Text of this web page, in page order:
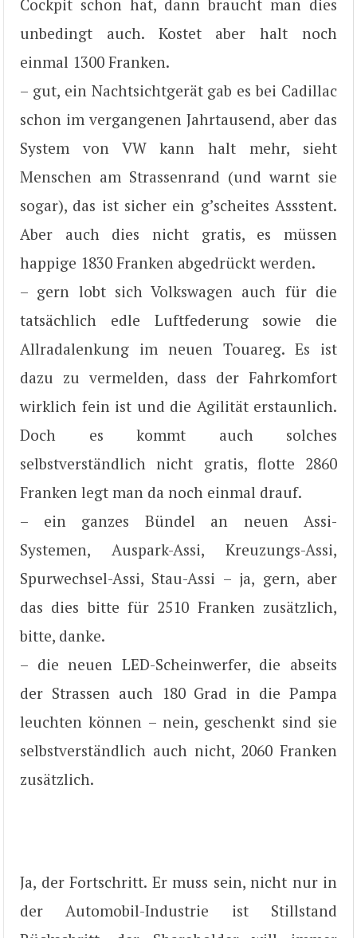
Cockpit schon hat, dann braucht man dies
unbedingt auch. Kostet aber halt noch
einmal 1300 Franken.
– gut, ein Nachtsichtgerät gab es bei Cadillac
schon im vergangenen Jahrtausend, aber das
System von VW kann halt mehr, sieht
Menschen am Strassenrand (und warnt sie
sogar), das ist sicher ein g’scheites Assstent.
Aber auch dies nicht gratis, es müssen
happige 1830 Franken abgedrückt werden.
– gern lobt sich Volkswagen auch für die
tatsächlich edle Luftfederung sowie die
Allradalenkung im neuen Touareg. Es ist
dazu zu vermelden, dass der Fahrkomfort
wirklich fein ist und die Agilität erstaunlich.
Doch es kommt auch solches
selbstverständlich nicht gratis, flotte 2860
Franken legt man da noch einmal drauf.
– ein ganzes Bündel an neuen Assi-
Systemen, Auspark-Assi, Kreuzungs-Assi,
Spurwechsel-Assi, Stau-Assi – ja, gern, aber
das dies bitte für 2510 Franken zusätzlich,
bitte, danke.
– die neuen LED-Scheinwerfer, die abseits
der Strassen auch 180 Grad in die Pampa
leuchten können – nein, geschenkt sind sie
selbstverständlich auch nicht, 2060 Franken
zusätzlich.
Ja, der Fortschritt. Er muss sein, nicht nur in
der Automobil-Industrie ist Stillstand